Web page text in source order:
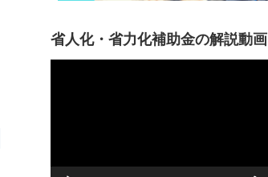
省人化・省力化補助金の解説動画
ヤ